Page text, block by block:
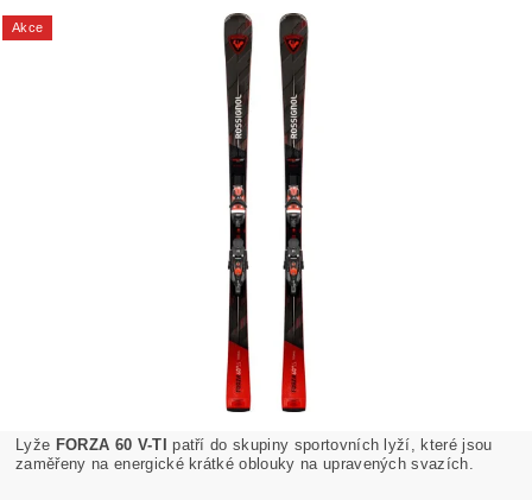
Akce
Lyže FORZA 60 V-TI patří do skupiny sportovních lyží, které jsou
zaměřeny na energické krátké oblouky na upravených svazích.